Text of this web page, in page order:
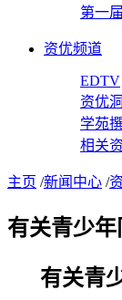
第一
资优频道
EDTV
资优
学苑
相关
主页 /新闻中心 /
有关青少
有关青